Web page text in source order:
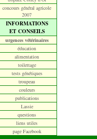
concours général agricole
2007
INFORMATIONS
ET CONSEILS
urgences vétérinaires
éducation
alimentation
toilettage
tests génétiques
troupeau
couleurs
publications
Lassie
questions
liens utiles
page Facebook